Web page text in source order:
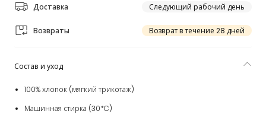
Доставка Следующий рабочий день
Возвраты Возврат в течение 28 дней
Состав и уход
100% хлопок (мягкий трикотаж)
Машинная стирка (30*C)